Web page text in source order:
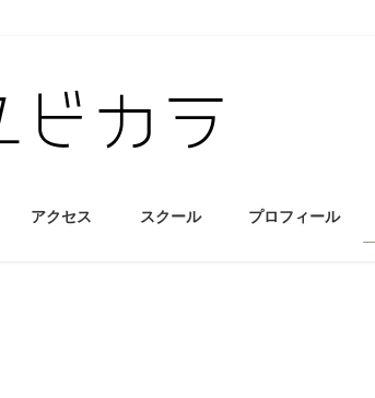
アクセス スクール プロフィール